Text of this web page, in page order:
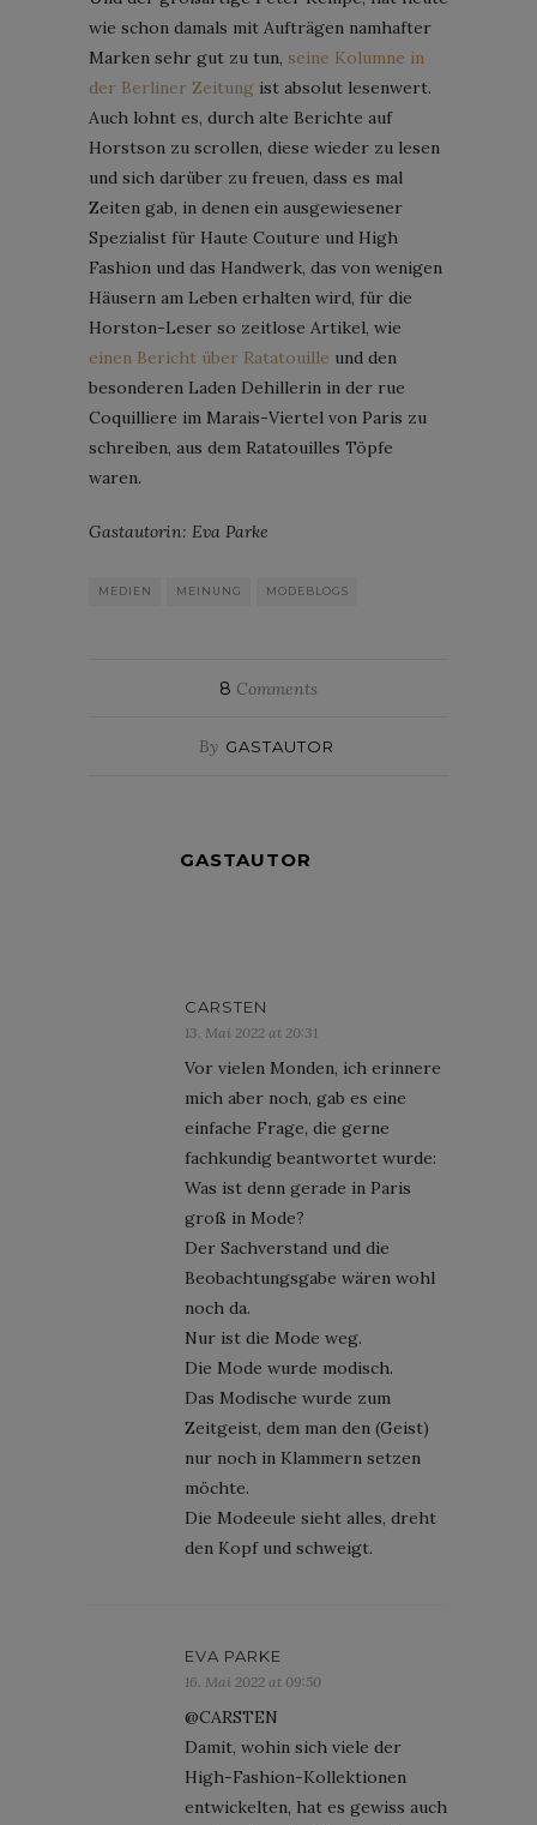
wie schon damals mit Aufträgen namhafter
Marken sehr gut zu tun, seine Kolumne in
der Berliner Zeitung ist absolut lesenwert.
Auch lohnt es, durch alte Berichte auf
Horstson zu scrollen, diese wieder zu lesen
und sich darüber zu freuen, dass es mal
Zeiten gab, in denen ein ausgewiesener
Spezialist für Haute Couture und High
Fashion und das Handwerk, das von wenigen
Häusern am Leben erhalten wird, für die
Horston-Leser so zeitlose Artikel, wie
einen Bericht über Ratatouille und den
besonderen Laden Dehillerin in der rue
Coquilliere im Marais-Viertel von Paris zu
schreiben, aus dem Ratatouilles Töpfe
waren.
Gastautorin: Eva Parke
MEDIEN MEINUNG MODEBLOGS
8 Comments
By GASTAUTOR
GASTAUTOR
CARSTEN
13. Mai 2022 at 20:31
Vor vielen Monden, ich erinnere
mich aber noch, gab es eine
einfache Frage, die gerne
fachkundig beantwortet wurde:
Was ist denn gerade in Paris
groß in Mode?
Der Sachverstand und die
Beobachtungsgabe wären wohl
noch da.
Nur ist die Mode weg.
Die Mode wurde modisch.
Das Modische wurde zum
Zeitgeist, dem man den (Geist)
nur noch in Klammern setzen
möchte.
Die Modeeule sieht alles, dreht
den Kopf und schweigt.
EVA PARKE
16. Mai 2022 at 09:50
@CARSTEN
Damit, wohin sich viele der
High-Fashion-Kollektionen
entwickelten, hat es gewiss auch